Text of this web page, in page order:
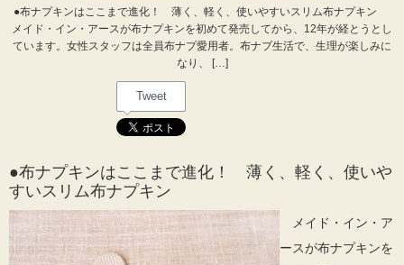
●布ナプキンはここまで進化！ 薄く、軽く、使いやすいスリム布ナプキン
メイド・イン・アースが布ナプキンを初めて発売してから、12年が経とうとし
ています。女性スタッフは全員布ナプ愛用者。布ナプ生活で、生理が楽しみに
なり、 […]
Tweet
●布ナプキンはここまで進化！ 薄く、軽く、使いや
すいスリム布ナプキン
メイド・イン・ア
ースが布ナプキンを